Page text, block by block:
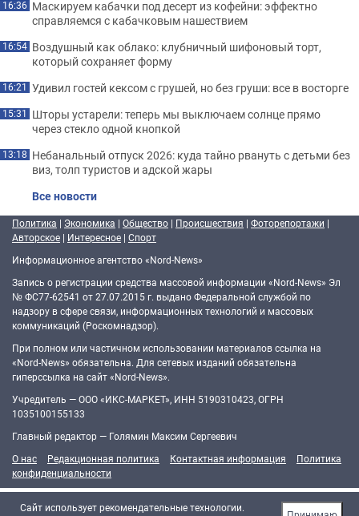
16:36 Маскируем кабачки под десерт из кофейни: эффектно
справляемся с кабачковым нашествием
16:54 Воздушный как облако: клубничный шифоновый торт,
который сохраняет форму
16:21 Удивил гостей кексом с грушей, но без груши: все в восторге
15:31 Шторы устарели: теперь мы выключаем солнце прямо
через стекло одной кнопкой
13:18 Небанальный отпуск 2026: куда тайно рвануть с детьми без
виз, толп туристов и адской жары
Все новости
Политика | Экономика | Общество | Происшествия | Фоторепортажи |
Авторское | Интересное | Спорт
Информационное агентство «Nord-News»
Запись о регистрации средства массовой информации «Nord-News» Эл
№ ФС77-62541 от 27.07.2015 г. выдано Федеральной службой по
надзору в сфере связи, информационных технологий и массовых
коммуникаций (Роскомнадзор).
При полном или частичном использовании материалов ссылка на
«Nord-News» обязательна. Для сетевых изданий обязательна
гиперссылка на сайт «Nord-News».
Учредитель — ООО «ИКС-МАРКЕТ», ИНН 5190310423, ОГРН
1035100155133
Главный редактор — Голямин Максим Сергеевич
О нас
Редакционная политика Контактная информация
Политика
конфиденциальности
Cайт использует рекомендательные технологии.